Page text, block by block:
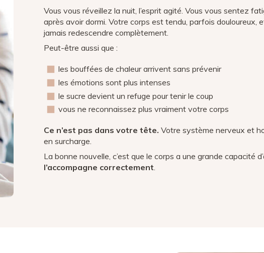
Vous vous réveillez la nuit, l’esprit agité. Vous vous sentez
après avoir dormi. Votre corps est tendu, parfois douloureux,
jamais redescendre complètement.
Peut-être aussi que :
les bouffées de chaleur arrivent sans prévenir
les émotions sont plus intenses
le sucre devient un refuge pour tenir le coup
vous ne reconnaissez plus vraiment votre corps
Ce n’est pas dans votre tête. Votre système nerveux et
en surcharge.
La bonne nouvelle, c’est que le corps a une grande capacité
l’accompagne correctement.